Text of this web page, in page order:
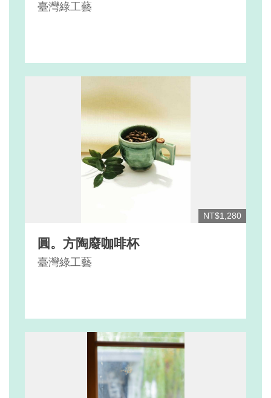
臺灣綠工藝
NT$1,280
圓。方陶廢咖啡杯
臺灣綠工藝